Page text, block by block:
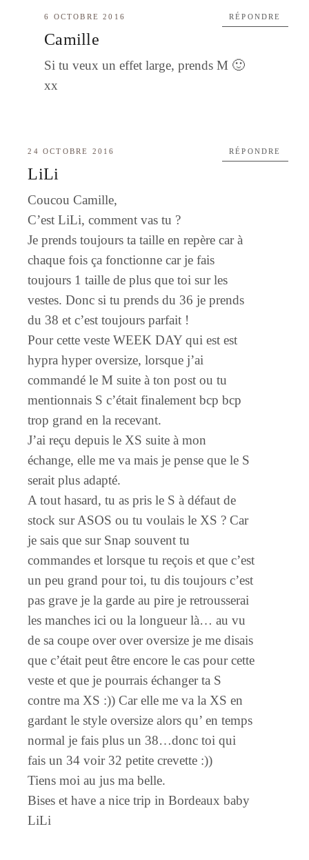
6 OCTOBRE 2016
Camille
Si tu veux un effet large, prends M 🙂
xx
RÉPONDRE
24 OCTOBRE 2016
LiLi
Coucou Camille,
C’est LiLi, comment vas tu ?
Je prends toujours ta taille en repère car à
chaque fois ça fonctionne car je fais
toujours 1 taille de plus que toi sur les
vestes. Donc si tu prends du 36 je prends
du 38 et c’est toujours parfait !
Pour cette veste WEEK DAY qui est est
hypra hyper oversize, lorsque j’ai
commandé le M suite à ton post ou tu
mentionnais S c’était finalement bcp bcp
trop grand en la recevant.
J’ai reçu depuis le XS suite à mon
échange, elle me va mais je pense que le S
serait plus adapté.
A tout hasard, tu as pris le S à défaut de
stock sur ASOS ou tu voulais le XS ? Car
je sais que sur Snap souvent tu
commandes et lorsque tu reçois et que c’est
un peu grand pour toi, tu dis toujours c’est
pas grave je la garde au pire je retrousserai
les manches ici ou la longueur là… au vu
de sa coupe over over oversize je me disais
que c’était peut être encore le cas pour cette
veste et que je pourrais échanger ta S
contre ma XS :)) Car elle me va la XS en
gardant le style oversize alors qu’ en temps
normal je fais plus un 38…donc toi qui
fais un 34 voir 32 petite crevette :))
Tiens moi au jus ma belle.
Bises et have a nice trip in Bordeaux baby
LiLi
RÉPONDRE